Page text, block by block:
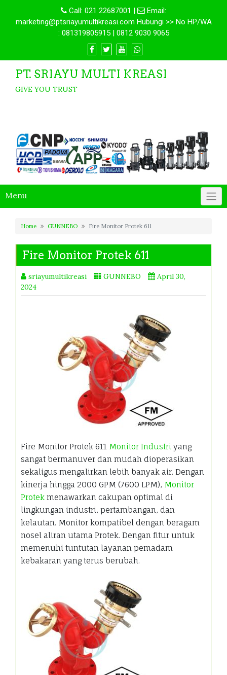
Call: 021 22687001 |
Email:
marketing@ptsriayumultikreasi.com Hubungi >> No HP/WA
: 081319805915 | 0812 9030 9065
PT. SRIAYU MULTI KREASI
GIVE YOU TRUST
Menu
Home GUNNEBO Fire Monitor Protek 611
Fire Monitor Protek 611
sriayumultikreasi GUNNEBO
April 30,
2024
Fire Monitor Protek 611 Monitor Industri yang
sangat bermanuver dan mudah dioperasikan
sekaligus mengalirkan lebih banyak air. Dengan
kinerja hingga 2000 GPM (7600 LPM), Monitor
Protek menawarkan cakupan optimal di
lingkungan industri, pertambangan, dan
kelautan. Monitor kompatibel dengan beragam
nosel aliran utama Protek. Dengan fitur untuk
memenuhi tuntutan layanan pemadam
kebakaran yang terus berubah.